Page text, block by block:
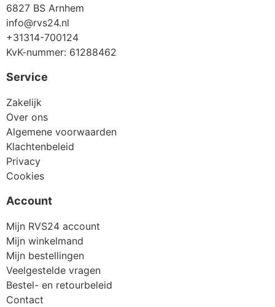
6827 BS Arnhem
info@rvs24.nl
+31314-700124
KvK-nummer: 61288462
Service
Zakelijk
Over ons
Algemene voorwaarden
Klachtenbeleid
Privacy
Cookies
Account
Mijn RVS24 account
Mijn winkelmand
Mijn bestellingen
Veelgestelde vragen
Bestel- en retourbeleid
Contact